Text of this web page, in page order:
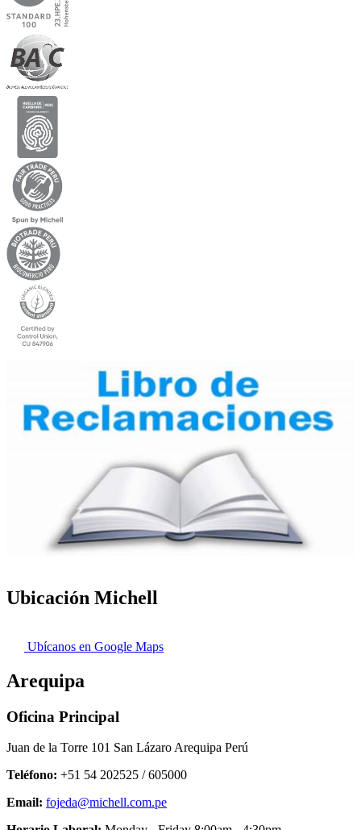
Ubicación Michell
Ubícanos en Google Maps
Arequipa
Oficina Principal
Juan de la Torre 101 San Lázaro Arequipa Perú
Teléfono: +51 54 202525 / 605000
Email: fojeda@michell.com.pe